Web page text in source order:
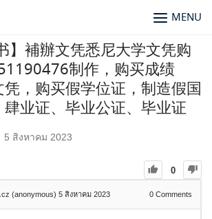
MENU
】補辦文凭悉尼大学文凭购
制作，购买成绩
，购买假学位证，制造假国
业证、毕业公证、毕业证
5 สิงหาคม 2023
0
(anonymous) 5 สิงหาคม 2023 0 Comments